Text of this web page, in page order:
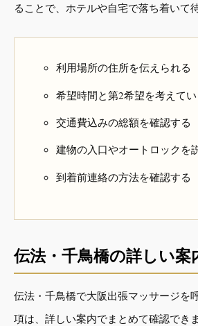
ることで、ホテルや自宅で落ち着いて
利用場所の住所を伝えられる
希望時間と第2希望を考えてい
交通費込みの総額を確認する
建物の入口やオートロックを
到着前連絡の方法を確認する
伝法・千鳥橋の詳しい案
伝法・千鳥橋で大阪出張マッサージを
項は、詳しい案内でまとめて確認できま